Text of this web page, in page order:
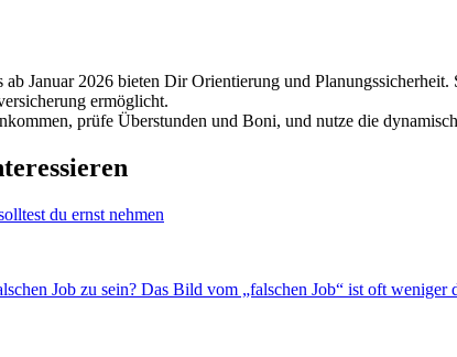
Januar 2026 bieten Dir Orientierung und
ermöglicht.
prüfe Überstunden und Boni, und nutze die
du ernst nehmen
Job zu sein? Das Bild vom „falschen Job“ ist oft